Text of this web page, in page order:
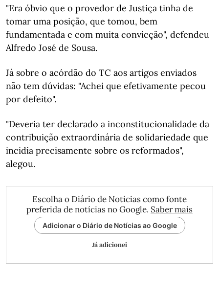
"Era óbvio que o provedor de Justiça tinha de
tomar uma posição, que tomou, bem
fundamentada e com muita convicção", defendeu
Alfredo José de Sousa.
Já sobre o acórdão do TC aos artigos enviados
não tem dúvidas: "Achei que efetivamente pecou
por defeito".
"Deveria ter declarado a inconstitucionalidade da
contribuição extraordinária de solidariedade que
incidia precisamente sobre os reformados",
alegou.
Escolha o Diário de Notícias como fonte
preferida de notícias no Google. Saber mais
Adicionar o Diário de Notícias ao Google
Já adicionei